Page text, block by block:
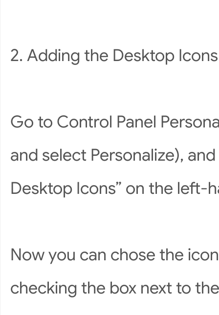
2. Adding the Desktop
Go to Control Panel
and select Personalize),
Desktop Icons” on the left-
Now you can chose the
checking the box next to